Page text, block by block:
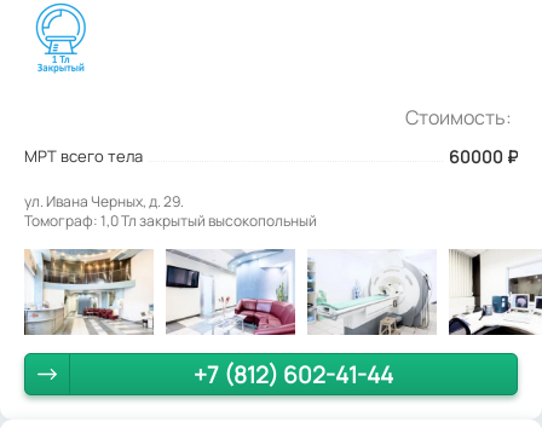
Стоимость:
МРТ всего тела 60000 ₽
ул. Ивана Черных, д. 29.
Томограф: 1,0 Тл закрытый высокопольный
+7 (812) 602-41-44